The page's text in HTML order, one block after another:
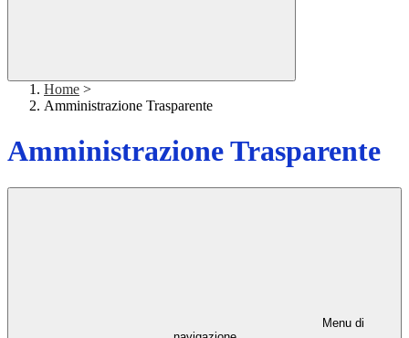
Home >
Amministrazione Trasparente
Amministrazione Trasparente
Menu di